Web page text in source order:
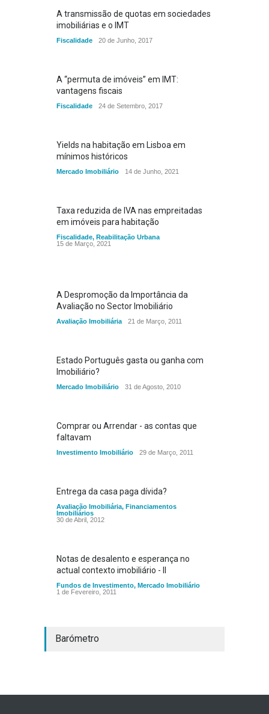
A transmissão de quotas em sociedades
imobiliárias e o IMT
Fiscalidade 20 de Junho, 2017
A “permuta de imóveis” em IMT:
vantagens fiscais
Fiscalidade 24 de Setembro, 2017
Yields na habitação em Lisboa em
mínimos históricos
Mercado Imobiliário 14 de Junho, 2021
Taxa reduzida de IVA nas empreitadas
em imóveis para habitação
Fiscalidade, Reabilitação Urbana
15 de Março, 2021
A Despromoção da Importância da
Avaliação no Sector Imobiliário
Avaliação Imobiliária 21 de Março, 2011
Estado Português gasta ou ganha com
Imobiliário?
Mercado Imobiliário 31 de Agosto, 2010
Comprar ou Arrendar - as contas que
faltavam
Investimento Imobiliário 29 de Março, 2011
Entrega da casa paga dívida?
Avaliação Imobiliária, Financiamentos
Imobiliários
30 de Abril, 2012
Notas de desalento e esperança no
actual contexto imobiliário - II
Fundos de Investimento, Mercado Imobiliário
1 de Fevereiro, 2011
Barómetro